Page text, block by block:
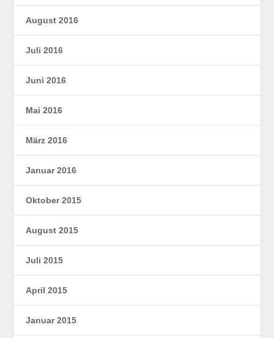
August 2016
Juli 2016
Juni 2016
Mai 2016
März 2016
Januar 2016
Oktober 2015
August 2015
Juli 2015
April 2015
Januar 2015